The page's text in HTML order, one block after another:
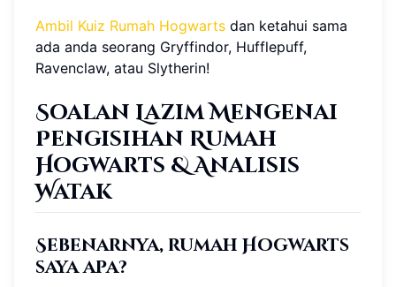
Ambil Kuiz Rumah Hogwarts dan ketahui sama
ada anda seorang Gryffindor, Hufflepuff,
Ravenclaw, atau Slytherin!
Soalan Lazim Mengenai
Pengisihan Rumah
Hogwarts & Analisis
Watak
Sebenarnya, rumah Hogwarts
saya apa?